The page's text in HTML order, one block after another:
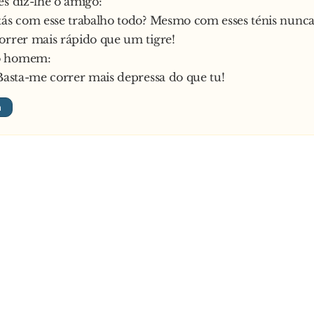
com esse trabalho todo? Mesmo com esses ténis
mais rápido que um tigre!
homem:
me correr mais depressa do que tu!